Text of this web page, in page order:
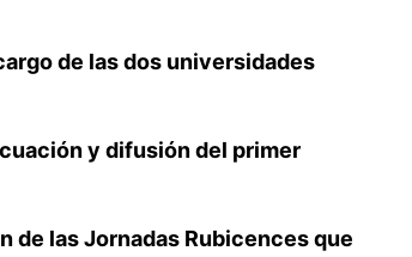
de las dos universidades
y difusión del primer
de las Jornadas Rubicences que